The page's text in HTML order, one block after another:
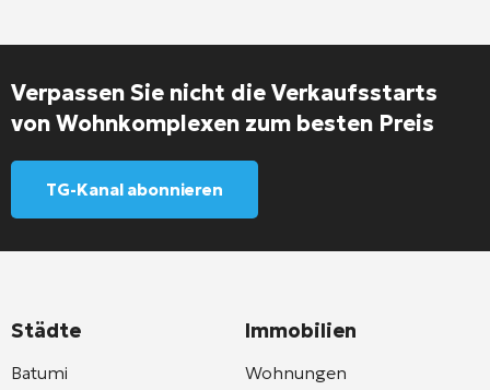
Verpassen Sie nicht die Verkaufsstarts
von Wohnkomplexen zum besten Preis
TG-Kanal abonnieren
Städte
Batumi
Immobilien
Wohnungen